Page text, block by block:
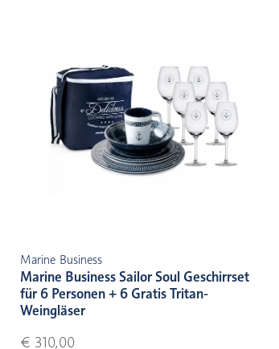
Marine Business
Marine Business Sailor Soul Geschirrset
für 6 Personen + 6 Gratis Tritan-
Weingläser
€ 310,00